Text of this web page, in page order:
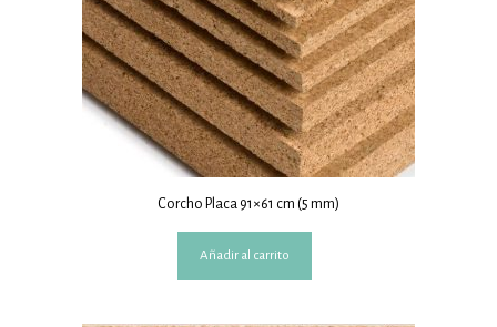
Corcho Placa 91×61 cm (5 mm)
Añadir al carrito